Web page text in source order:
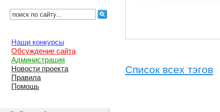
Список всех тэгов
Наши конкурсы
Обсуждение сайта
Администрация
Новости проекта
Правила
Помощь